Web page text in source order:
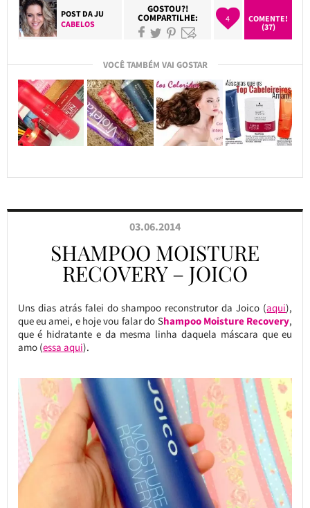
POST DAJU
CABELOS
GOSTOU?!
COMPARTILHE: 4
COMENTE!
(37)
VOCÊ TAMBÉM VAI GOSTAR
03.06.2014
SHAMPOO MOISTURE
RECOVERY – JOICO
Uns dias atrás falei do shampoo reconstrutor da Joico (aqui),
que eu amei, e hoje vou falar do Shampoo Moisture Recovery,
que é hidratante e da mesma linha daquela máscara que eu
amo (essa aqui).